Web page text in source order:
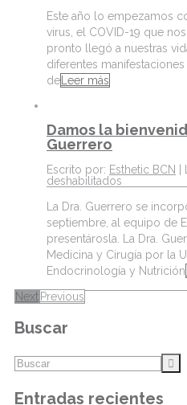
Este año lo empezamos
virus, el COVID-19 que
pronto llegó a nuestras
diferentes
de Leer más
Damos la
Guerrero
Escrito por: Esthetic BCN
deshabilitados
La Dra. Guerrero se
septiembre, al equipo de
presentárosla. La Dra.
Medicina y Cirugía por la
Endocrinología y Nutrición
Next Previous
Buscar
Entradas recientes